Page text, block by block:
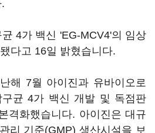
4가 백신 'EG-MCV4'의 임상
다고 16일 밝혔습니다.
해 7월 아이진과 유바이오로
구균 4가 백신 개발 및 독점판
격화했습니다. 아이진은 대규
리 기준(GMP) 생산시설을 보